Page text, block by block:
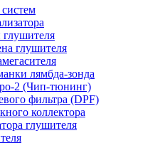
глушителя
лямбда-зонда
2 (Чип-тюнинг)
фильтра (DPF)
коллектора
глушителя